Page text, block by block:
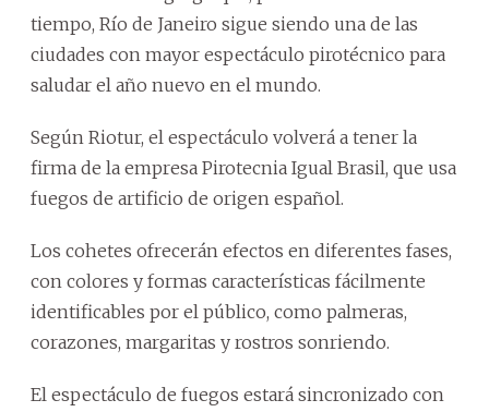
tiempo, Río de Janeiro sigue siendo una de las
ciudades con mayor espectáculo pirotécnico para
saludar el año nuevo en el mundo.
Según Riotur, el espectáculo volverá a tener la
firma de la empresa Pirotecnia Igual Brasil, que usa
fuegos de artificio de origen español.
Los cohetes ofrecerán efectos en diferentes fases,
con colores y formas características fácilmente
identificables por el público, como palmeras,
corazones, margaritas y rostros sonriendo.
El espectáculo de fuegos estará sincronizado con